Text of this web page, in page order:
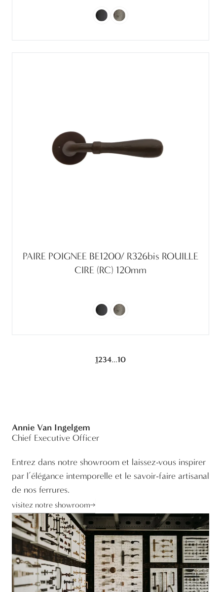
PAIRE POIGNEE BE1200/ R326bis ROUILLE
CIRE (RC) 120mm
1234...10
Annie Van Ingelgem
Chief Executive Officer
Entrez dans notre showroom et laissez-vous inspirer
par l’élégance intemporelle et le savoir-faire artisanal
de nos ferrures.
visitez notre showroom